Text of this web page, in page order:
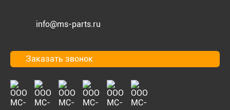
info@ms-parts.ru
Заказать звонок